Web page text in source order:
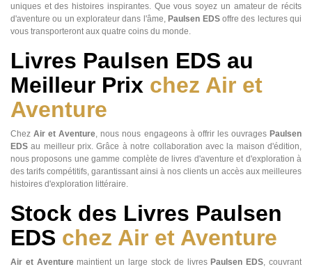
uniques et des histoires inspirantes. Que vous soyez un amateur de récits
d'aventure ou un explorateur dans l'âme, Paulsen EDSoffre des lectures qui
vous transporteront aux quatre coins du monde.
Livres Paulsen EDS au
Meilleur Prix chez Air et
Aventure
ChezAir et Aventure, nous nous engageons à offrir les ouvrages Paulsen
EDS au meilleur prix. Grâce à notre collaboration avec la maison d'édition,
nous proposons une gamme complète de livres d'aventure et d'exploration à
des tarifs compétitifs, garantissant ainsi à nos clients un accès aux meilleures
histoires d'exploration littéraire.
Stock des Livres Paulsen
EDS chez Air et Aventure
Air et Aventuremaintient un large stock de livres Paulsen EDS, couvrant